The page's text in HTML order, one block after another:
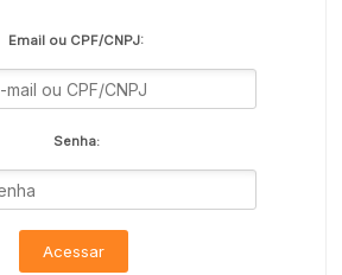
Email ou CPF/CNPJ:
Senha:
Acessar